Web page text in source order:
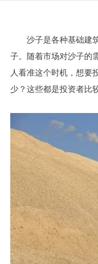
沙子是各种基础建
子。随着市场对沙子的
人看准这个时机，想要
少？这些都是投资者比